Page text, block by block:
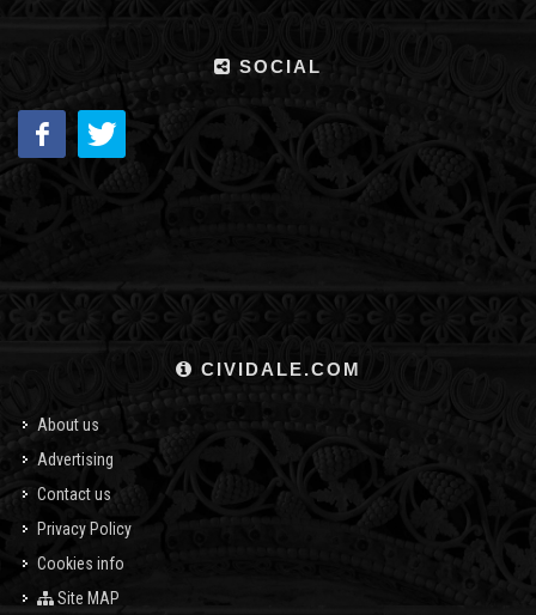
SOCIAL
CIVIDALE.COM
About us
Advertising
Contact us
Privacy Policy
Cookies info
Site MAP